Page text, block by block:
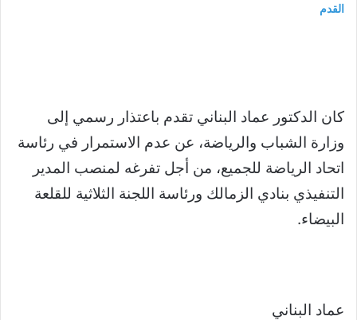
القدم
كان الدكتور عماد البناني تقدم باعتذار رسمي إلى
وزارة الشباب والرياضة، عن عدم الاستمرار في رئاسة
اتحاد الرياضة للجميع، من أجل تفرغه لمنصب المدير
التنفيذي بنادي الزمالك ورئاسة اللجنة الثلاثية للقلعة
البيضاء.
عماد البناني